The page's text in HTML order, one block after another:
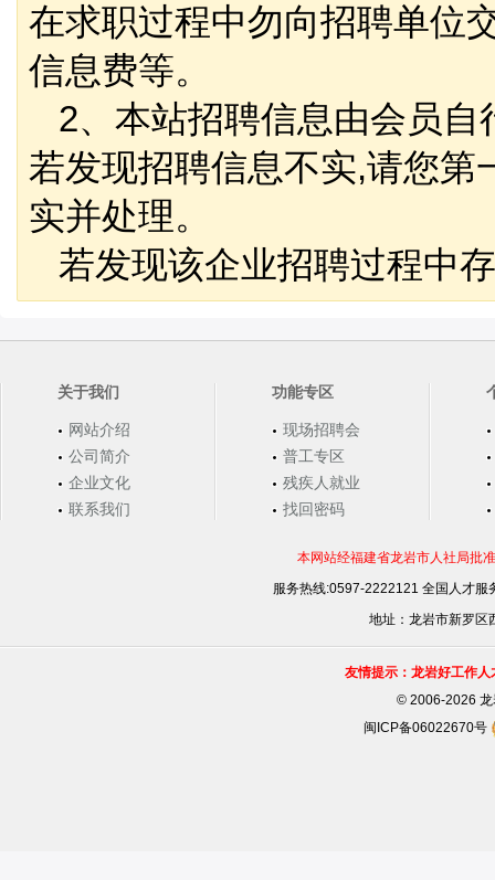
在求职过程中勿向招聘单位
信息费等。
2、本站招聘信息由会员自
若发现招聘信息不实,请您第
实并处理。
若发现该企业招聘过程中
关于我们
网站介绍
公司简介
企业文化
联系我们
功能专区
现场招聘会
普工专区
残疾人就业
找回密码
本网站经福建省龙岩市人社局批
服务热线:0597-2222121 全国人才
地址：龙岩市新罗区
友情提示：龙岩好工作
©2006-2026 龙
闽ICP备06022670号